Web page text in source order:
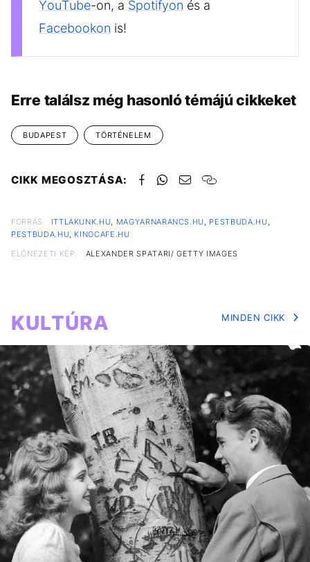
YouTube-on, a Spotifyon és a
Facebookon is!
Erre találsz még hasonló témájú cikkeket
BUDAPEST TÖRTÉNELEM
CIKK MEGOSZTÁSA:
FORRÁS ITTLAKUNK.HU, MAGYARNARANCS.HU, PESTBUDA.HU,
PESTBUDA.HU, KINOCAFE.HU
ELŐNÉZETI KÉP:
ALEXANDER SPATARI/ GETTY IMAGES
KULTÚRA MINDEN CIKK